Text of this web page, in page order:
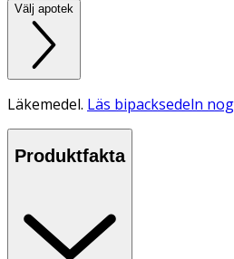
Välj apotek
Läkemedel. Läs bipacksedeln
Produktfakta